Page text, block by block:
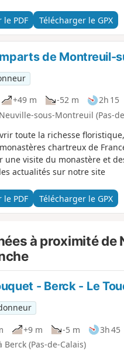
le PDF
Télécharger le GPX
de Montreuil-
+49 m -52 m 2h 15
sous-Montreuil (Pas-
toute la richesse
chartreux de
une visite du monastère et
actualités sur notre site
le PDF Télécharger le GPX
à proximité
- Berck - Le
+9 m -5 m 3h 45
Berck (Pas-de-Calais)